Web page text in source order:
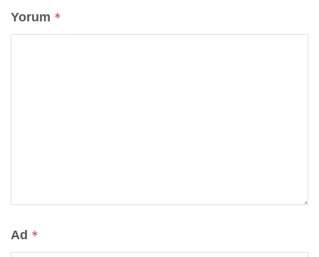
Yorum *
Ad *